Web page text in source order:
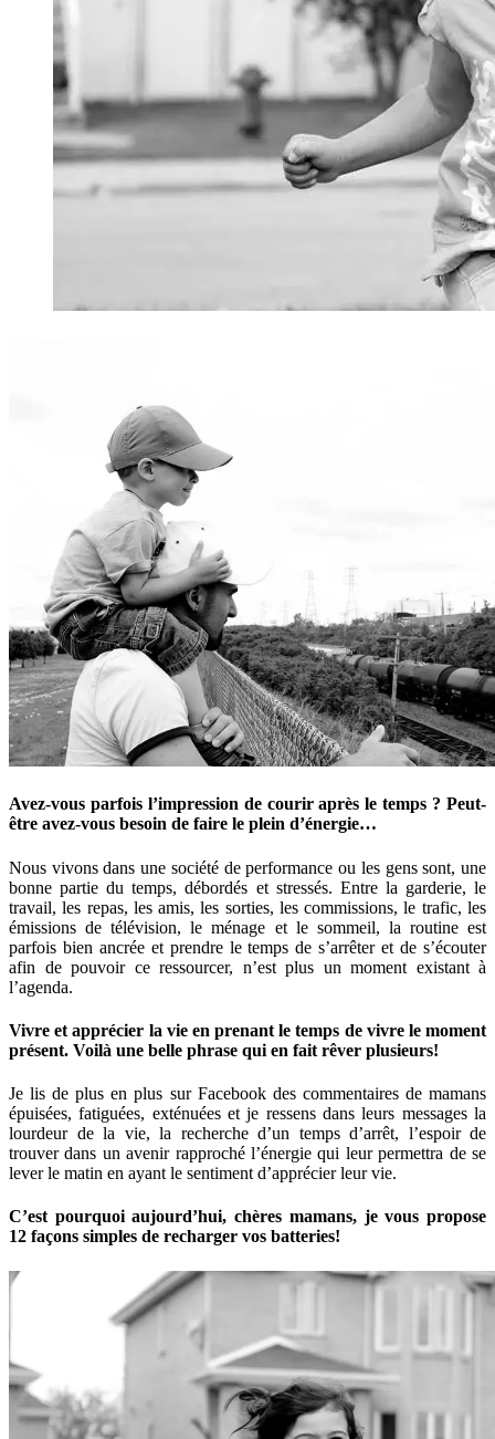
Avez-vous parfois l’impression de courir après le temps ? Peut-
être avez-vous besoin de faire le plein d’énergie…
Nous vivons dans une société de performance ou les gens sont, une
bonne partie du temps, débordés et stressés. Entre la garderie, le
travail, les repas, les amis, les sorties, les commissions, le trafic, les
émissions de télévision, le ménage et le sommeil, la routine est
parfois bien ancrée et prendre le temps de s’arrêter et de s’écouter
afin de pouvoir ce ressourcer, n’est plus un moment existant à
l’agenda.
Vivre et apprécier la vie en prenant le temps de vivre le moment
présent. Voilà une belle phrase qui en fait rêver plusieurs!
Je lis de plus en plus sur Facebook des commentaires de mamans
épuisées, fatiguées, exténuées et je ressens dans leurs messages la
lourdeur de la vie, la recherche d’un temps d’arrêt, l’espoir de
trouver dans un avenir rapproché l’énergie qui leur permettra de se
lever le matin en ayant le sentiment d’apprécier leur vie.
C’est pourquoi aujourd’hui, chères mamans, je vous propose
12 façons simples de recharger vos batteries!